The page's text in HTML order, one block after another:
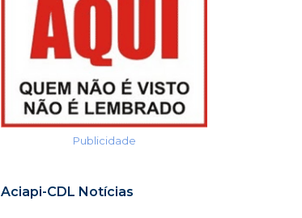
Publicidade
Aciapi-CDL Notícias